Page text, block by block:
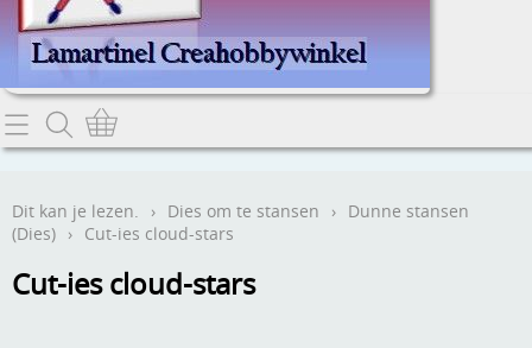
Home
Contact
Webwinkel
Dit kan je lezen. › Dies om te stansen › Dunne stansen
(Dies) › Cut-ies cloud-stars
Cut-ies cloud-stars